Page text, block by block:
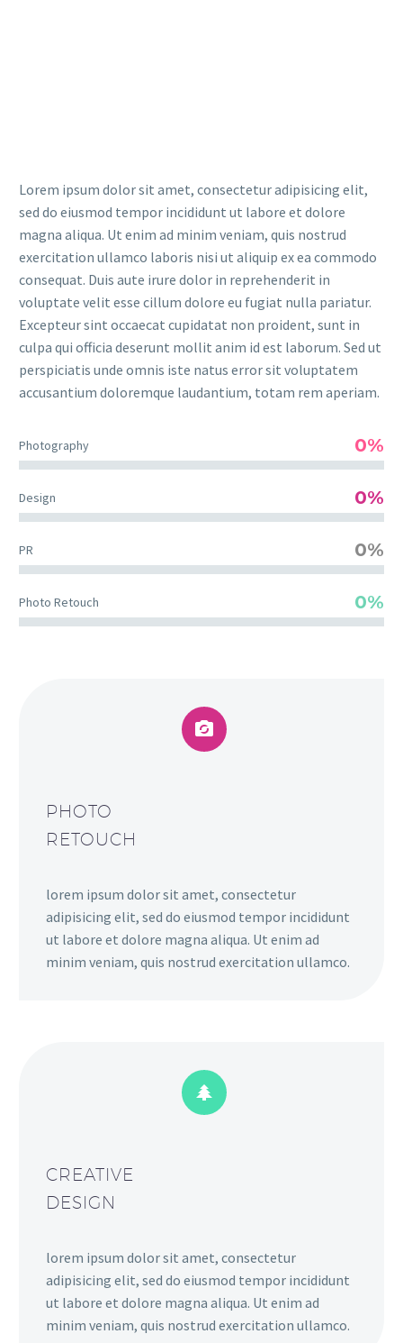
Lorem ipsum dolor sit amet, consectetur adipisicing elit,
sed do eiusmod tempor incididunt ut labore et dolore
magna aliqua. Ut enim ad minim veniam, quis nostrud
exercitation ullamco laboris nisi ut aliquip ex ea commodo
consequat. Duis aute irure dolor in reprehenderit in
voluptate velit esse cillum dolore eu fugiat nulla pariatur.
Excepteur sint occaecat cupidatat non proident, sunt in
culpa qui officia deserunt mollit anim id est laborum. Sed ut
perspiciatis unde omnis iste natus error sit voluptatem
accusantium doloremque laudantium, totam rem aperiam.
Photography 0%
Design 0%
PR 0%
Photo Retouch 0%


PHOTO
RETOUCH
lorem ipsum dolor sit amet, consectetur
adipisicing elit, sed do eiusmod tempor incididunt
ut labore et dolore magna aliqua. Ut enim ad
minim veniam, quis nostrud exercitation ullamco.


CREATIVE
DESIGN
lorem ipsum dolor sit amet, consectetur
adipisicing elit, sed do eiusmod tempor incididunt
ut labore et dolore magna aliqua. Ut enim ad
minim veniam, quis nostrud exercitation ullamco.